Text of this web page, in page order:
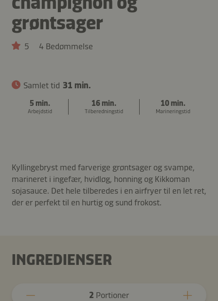
grøntsager
5 4 Bedømmelse
Samlet tid 31 min.
5 min.
Arbejdstid
16 min.
Tilberedningstid
10 min.
Marineringstid
Kyllingebryst med farverige grøntsager og svampe,
marineret i ingefær, hvidløg, honning og Kikkoman
sojasauce. Det hele tilberedes i en airfryer til en let ret,
der er perfekt til en hurtig og sund frokost.
INGREDIENSER
2 Portioner